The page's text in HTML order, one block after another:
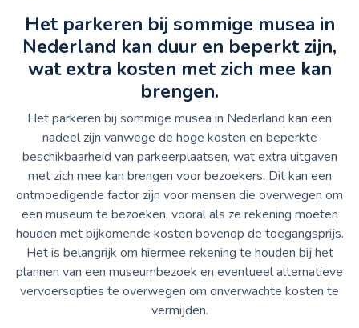
Het parkeren bij sommige musea in
Nederland kan duur en beperkt zijn,
wat extra kosten met zich mee kan
brengen.
Het parkeren bij sommige musea in Nederland kan een
nadeel zijn vanwege de hoge kosten en beperkte
beschikbaarheid van parkeerplaatsen, wat extra uitgaven
met zich mee kan brengen voor bezoekers. Dit kan een
ontmoedigende factor zijn voor mensen die overwegen om
een museum te bezoeken, vooral als ze rekening moeten
houden met bijkomende kosten bovenop de toegangsprijs.
Het is belangrijk om hiermee rekening te houden bij het
plannen van een museumbezoek en eventueel alternatieve
vervoersopties te overwegen om onverwachte kosten te
vermijden.